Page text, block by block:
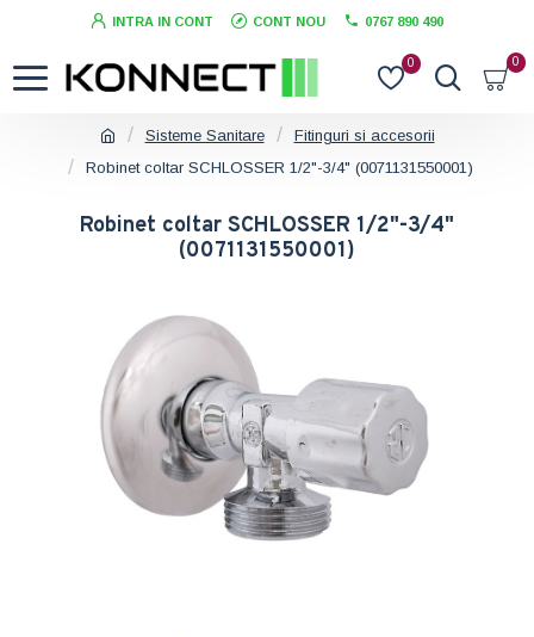
INTRA IN CONT CONT NOU 0767 890 490
0 0
Sisteme Sanitare
Fitinguri si accesorii
Robinet coltar SCHLOSSER 1/2"-3/4" (0071131550001)
Robinet coltar SCHLOSSER 1/2"-3/4"
(0071131550001)